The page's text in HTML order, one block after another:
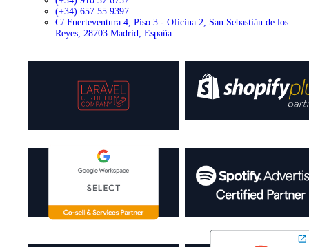
(+34) 657 55 9397
C/ Fuerteventura 4, Piso 3 - Oficina 2, San Sebastián de los
Reyes, 28703 Madrid, España